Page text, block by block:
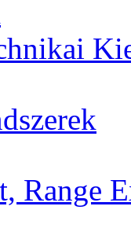
Range